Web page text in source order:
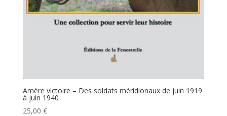
Amère victoire – Des soldats méridionaux de juin 1919
à juin 1940
25,00 €